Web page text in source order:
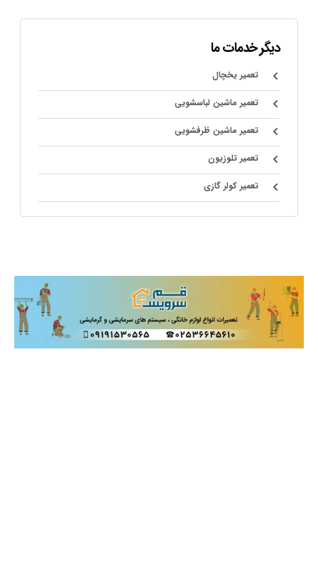
دیگر خدمات ما
تعمیر یخچال
تعمیر ماشین لباسشویی
تعمیر ماشین ظرفشویی
تعمیر تلوزیون
تعمیر کولر گازی